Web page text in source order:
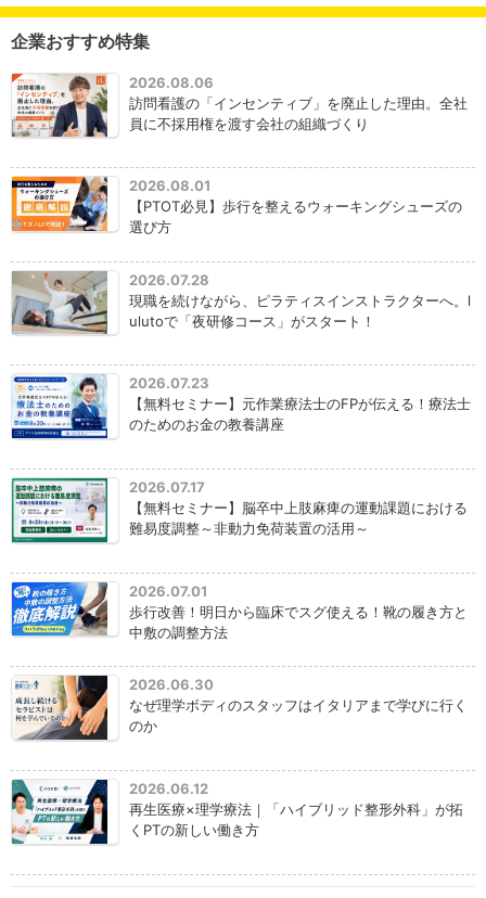
企業おすすめ特集
2026.08.06
訪問看護の「インセンティブ」を廃止した理由。全社
員に不採用権を渡す会社の組織づくり
2026.08.01
【PTOT必見】歩行を整えるウォーキングシューズの
選び方
2026.07.28
現職を続けながら、ピラティスインストラクターへ。l
ulutoで「夜研修コース」がスタート！
2026.07.23
【無料セミナー】元作業療法士のFPが伝える！療法士
のためのお金の教養講座
2026.07.17
【無料セミナー】脳卒中上肢麻痺の運動課題における
難易度調整～非動力免荷装置の活用～
2026.07.01
歩行改善！明日から臨床でスグ使える！靴の履き方と
中敷の調整方法
2026.06.30
なぜ理学ボディのスタッフはイタリアまで学びに行く
のか
2026.06.12
再生医療×理学療法｜「ハイブリッド整形外科」が拓
くPTの新しい働き方